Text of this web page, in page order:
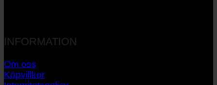
INFORMATION
Om oss
Köpvillkor